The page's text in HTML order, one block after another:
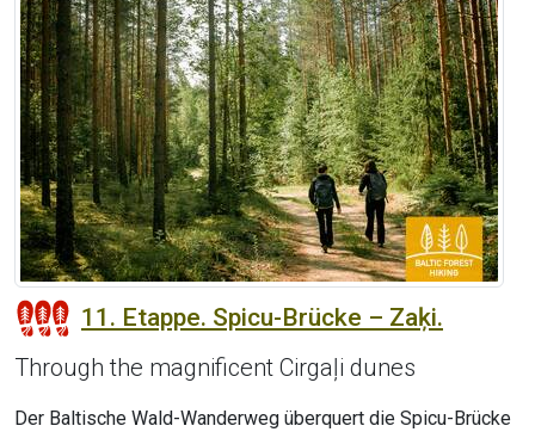
11. Etappe. Spicu-Brücke – Zaķi.
Through the magnificent Cirgaļi dunes
Der Baltische Wald-Wanderweg überquert die Spicu-Brücke